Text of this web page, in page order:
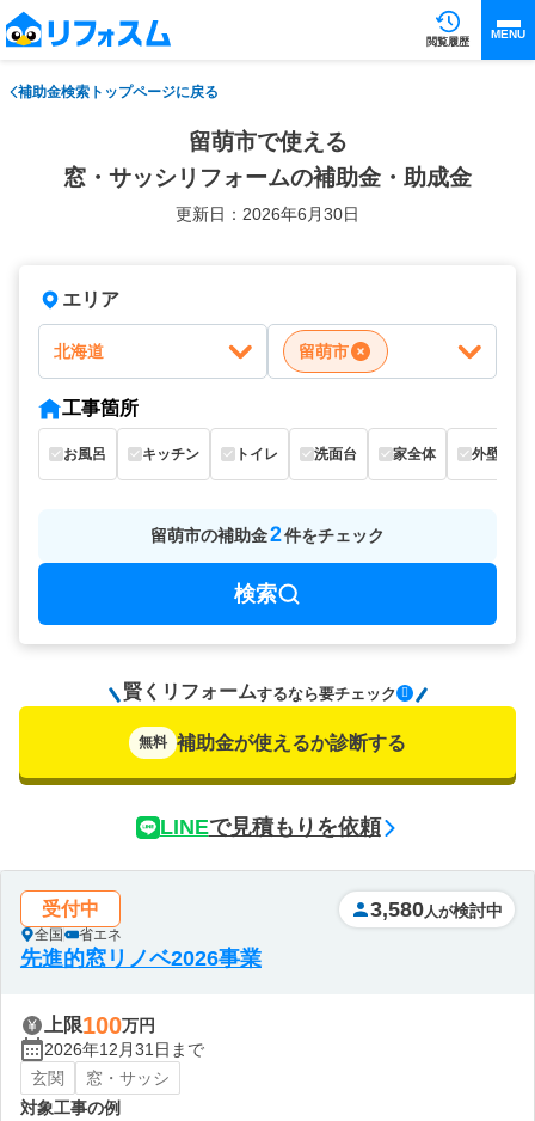
閲覧履歴
MENU
補助金検索トップページに戻る
留萌市で使える
窓・サッシリフォームの補助金・助成金
更新日：2026年6月30日
エリア
北海道 留萌市
工事箇所
お風呂 キッチン トイレ 洗面台 家全体 外壁
留萌市の補助金2件をチェック
検索
賢くリフォームするなら要チェック
無料 補助金が使えるか診断する
LINEで見積もりを依頼
受付中
全国 省エネ
3,580 人が検討中
先進的窓リノベ2026事業
上限100万円
2026年12月31日まで
玄関
窓・サッシ
対象工事の例